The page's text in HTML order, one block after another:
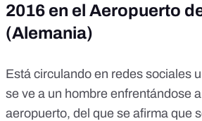
2016 en el Aeropuerto
(Alemania)
Está circulando en redes sociales
se ve a un hombre enfrentándose
aeropuerto, del que se afirma que